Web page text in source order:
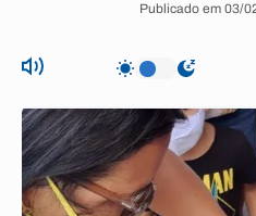
Publicado em 03/